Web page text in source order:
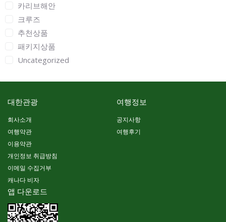
카리브해안
크루즈
추천상품
패키지상품
Uncategorized
대한관광
회사소개
여행약관
이용약관
개인정보 취급방침
이메일 수집거부
캐나다 비자
여행정보
공지사항
여행후기
앱 다운로드